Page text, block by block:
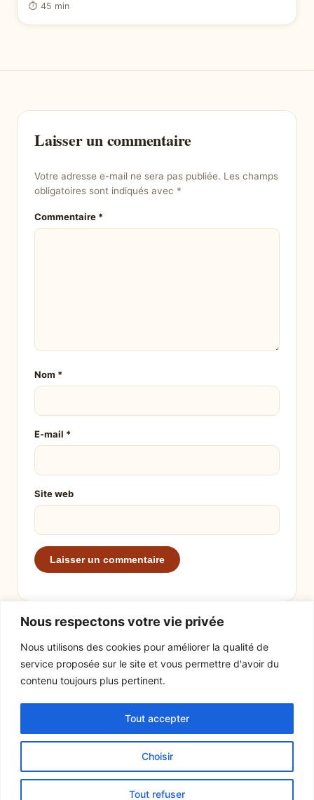
Nous respectons votre vie privée
Nous utilisons des cookies pour améliorer la qualité de
service proposée sur le site et vous permettre d'avoir du
contenu toujours plus pertinent.
Choisir
Tout refuser
Tout accepter
⏱ 45 min
Laisser un commentaire
Votre adresse e-mail ne sera pas publiée. Les champs
obligatoires sont indiqués avec *
Commentaire *
Nom *
E-mail *
Site web
Actualités
Mentions légales
© 2026 Tout un fromage